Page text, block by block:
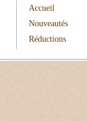
Accueil
Nouveautés
Réductions